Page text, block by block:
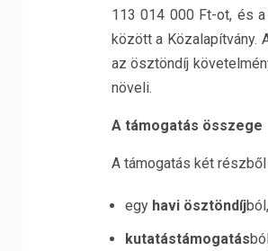
113 014 000 Ft-ot, és
között a Közalapítvány.
az ösztöndíj
növeli.
A támogatás összege
A támogatás két
egy havi ösztöndíj
kutatástámogatás